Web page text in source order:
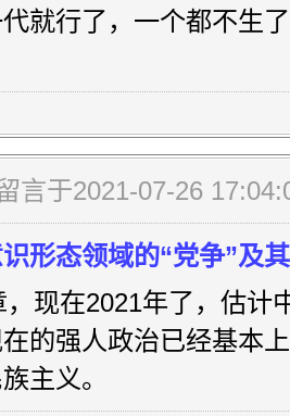
就行了，一个都不生
言于2021-07-26
形态领域的“党争”及
，现在2021年了，估计
的强人政治已经基本
主义。